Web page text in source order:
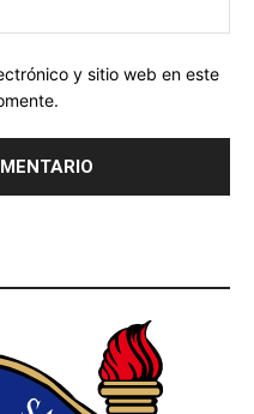
y sitio web en este